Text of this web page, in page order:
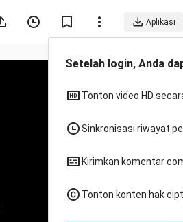
Aplikasi
Semua Anime